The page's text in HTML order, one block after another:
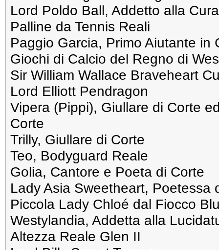
Lord Poldo Ball, Addetto alla
Palline da Tennis Reali
Paggio Garcia, Primo Aiutante
Giochi di Calcio del Regno di
Sir William Wallace Braveheart
Lord Elliott Pendragon
Vipera (Pippi), Giullare di Corte
Corte
Trilly, Giullare di Corte
Teo, Bodyguard Reale
Golia, Cantore e Poeta di Corte
Lady Asia Sweetheart, Poetessa
Piccola Lady Chloé dal Fiocco
Westylandia, Addetta alla
Altezza Reale Glen II